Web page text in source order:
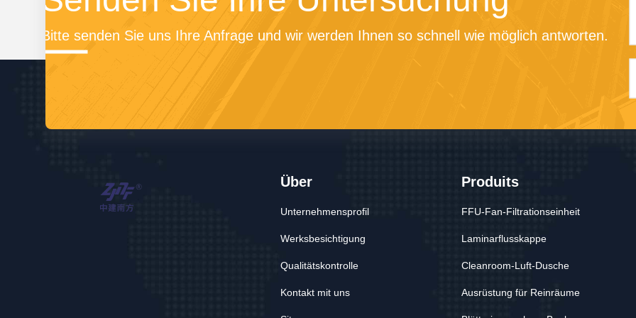
Bitte senden Sie uns Ihre Anfrage und wir werden Ihnen so schnell wie möglich antworten.
Über
Unternehmensprofil
Werksbesichtigung
Qualitätskontrolle
Kontakt mit uns
Produits
FFU-Fan-Filtrationseinheit
Laminarflusskappe
Cleanroom-Luft-Dusche
Ausrüstung für Reinräume